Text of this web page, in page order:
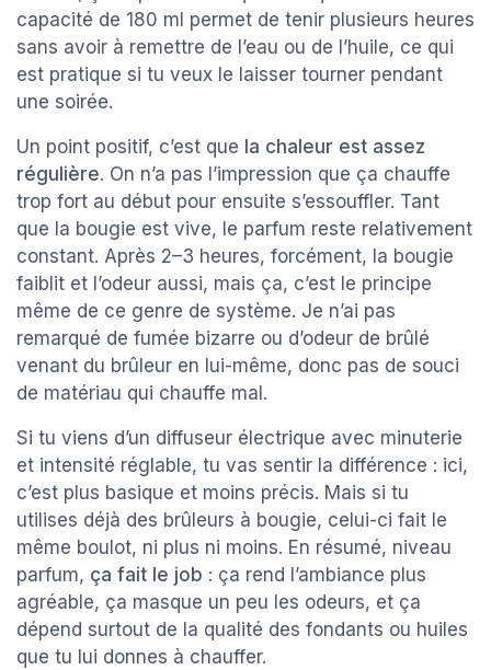
capacité de 180 ml permet de tenir plusieurs heures
sans avoir à remettre de l’eau ou de l’huile, ce qui
est pratique si tu veux le laisser tourner pendant
une soirée.
Un point positif, c’est que la chaleur est assez
régulière. On n’a pas l’impression que ça chauffe
trop fort au début pour ensuite s’essouffler. Tant
que la bougie est vive, le parfum reste relativement
constant. Après 2–3 heures, forcément, la bougie
faiblit et l’odeur aussi, mais ça, c’est le principe
même de ce genre de système. Je n’ai pas
remarqué de fumée bizarre ou d’odeur de brûlé
venant du brûleur en lui-même, donc pas de souci
de matériau qui chauffe mal.
Si tu viens d’un diffuseur électrique avec minuterie
et intensité réglable, tu vas sentir la différence : ici,
c’est plus basique et moins précis. Mais si tu
utilises déjà des brûleurs à bougie, celui-ci fait le
même boulot, ni plus ni moins. En résumé, niveau
parfum, ça fait le job : ça rend l’ambiance plus
agréable, ça masque un peu les odeurs, et ça
dépend surtout de la qualité des fondants ou huiles
que tu lui donnes à chauffer.